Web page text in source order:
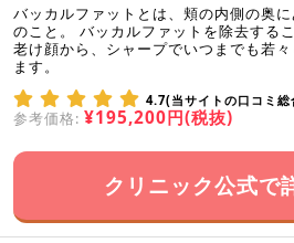
バッカルファットとは、頬の内側の奥に
のこと。 バッカルファットを除去する
老け顔から、シャープでいつまでも若
ます。
4.7(当サイトの口コミ総
参考価格: ¥195,200円(税抜)
クリニック公式で